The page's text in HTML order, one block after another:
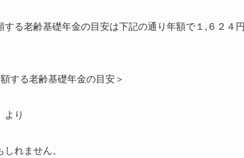
る老齢基礎年金の目安は下記の通り 年額で１,６２４円
する老齢基礎年金の目安＞
より
れません。